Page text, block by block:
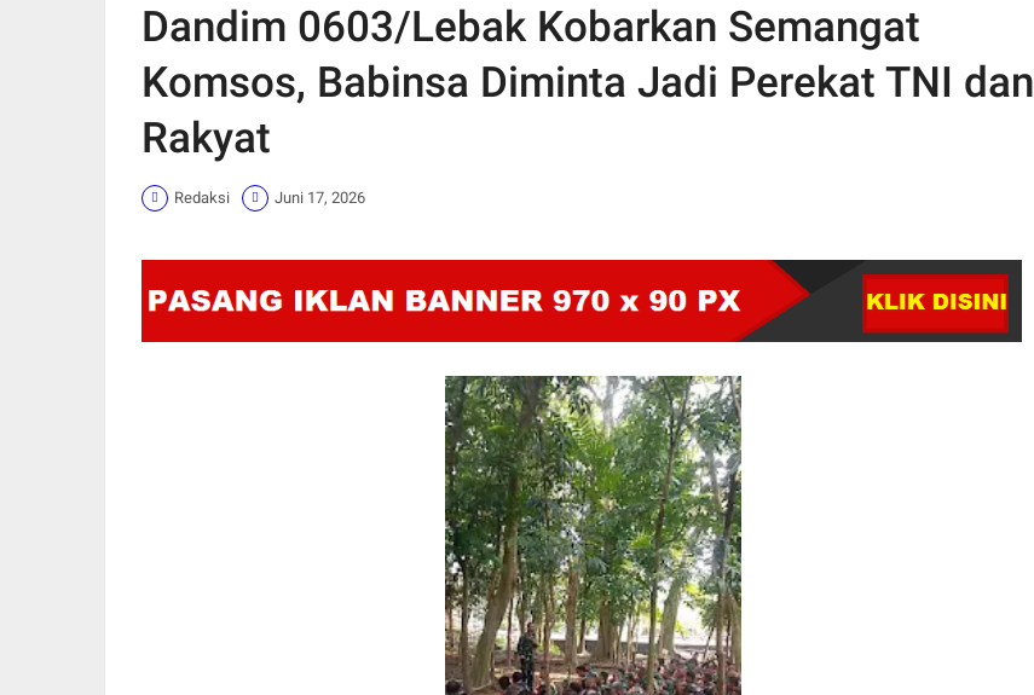
Dandim 0603/Lebak Kobarkan Semangat
Komsos, Babinsa Diminta Jadi Perekat TNI dan
Rakyat
Redaksi Juni 17, 2026